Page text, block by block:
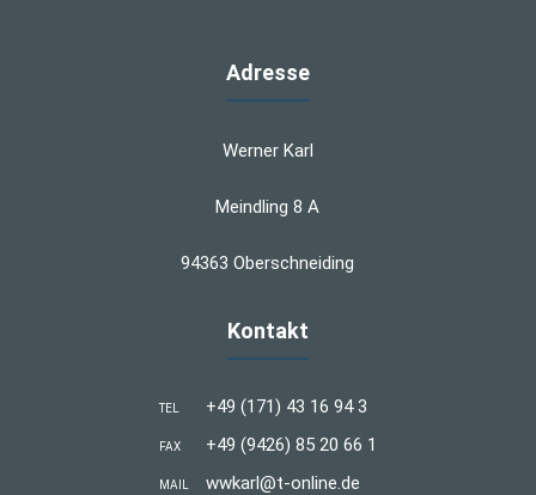
Adresse
Werner Karl
Meindling 8 A
94363 Oberschneiding
Kontakt
TEL +49 (171) 43 16 94 3
FAX +49 (9426) 85 20 66 1
MAIL wwkarl@t-online.de